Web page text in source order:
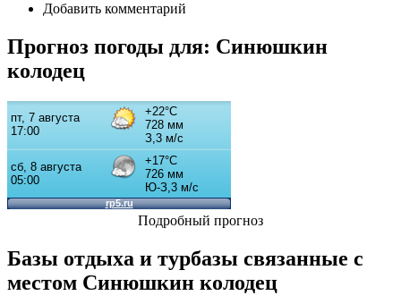
Добавить комментарий
Прогноз погоды для: Синюшкин
колодец
Подробный прогноз
Базы отдыха и турбазы связанные с
местом Синюшкин колодец